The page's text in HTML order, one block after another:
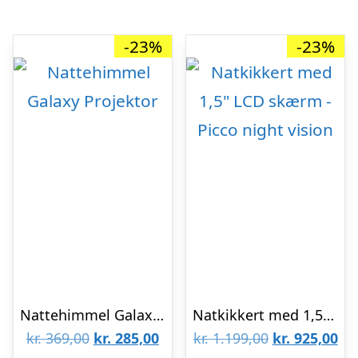
-23%
Nattehimmel Galaxy Projektor
kr.369,00 Den
kr. 285,00Den
-23%
Natkikkert med 1,5″ LCD skærm – Picco night vision
kr.1.199,00 Den
kr. 925,00